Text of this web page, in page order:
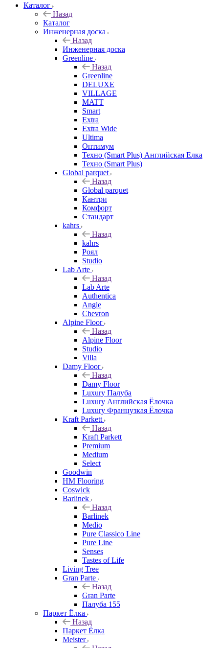
Каталог
Назад
Каталог
Инженерная доска
Назад
Инженерная доска
Greenline
Назад
Greenline
DELUXE
VILLAGE
MATT
Smart
Extra
Extra Wide
Ultima
Оптимум
Техно (Smart Plus) Английская Елка
Техно (Smart Plus)
Global parquet
Назад
Global parquet
Кантри
Комфорт
Стандарт
kahrs
Назад
kahrs
Роял
Studio
Lab Arte
Назад
Lab Arte
Authentica
Angle
Chevron
Alpine Floor
Назад
Alpine Floor
Studio
Villa
Damy Floor
Назад
Damy Floor
Luxury Палуба
Luxury Английская Ёлочка
Luxury Французкая Ёлочка
Kraft Parkett
Назад
Kraft Parkett
Premium
Medium
Select
Goodwin
HM Flooring
Coswick
Barlinek
Назад
Barlinek
Medio
Pure Classico Line
Pure Line
Senses
Tastes of Life
Living Tree
Gran Parte
Назад
Gran Parte
Палуба 155
Паркет Ёлка
Назад
Паркет Ёлка
Meister